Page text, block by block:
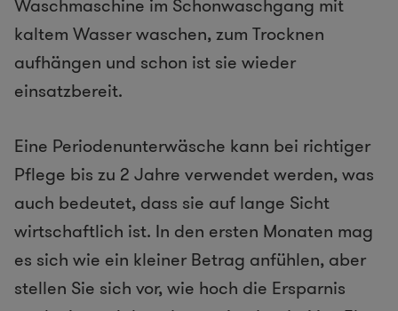
Waschmaschine im Schonwaschgang mit
kaltem Wasser waschen, zum Trocknen
aufhängen und schon ist sie wieder
einsatzbereit.
Eine Periodenunterwäsche kann bei richtiger
Pflege bis zu 2 Jahre verwendet werden, was
auch bedeutet, dass sie auf lange Sicht
wirtschaftlich ist. In den ersten Monaten mag
es sich wie ein kleiner Betrag anfühlen, aber
stellen Sie sich vor, wie hoch die Ersparnis